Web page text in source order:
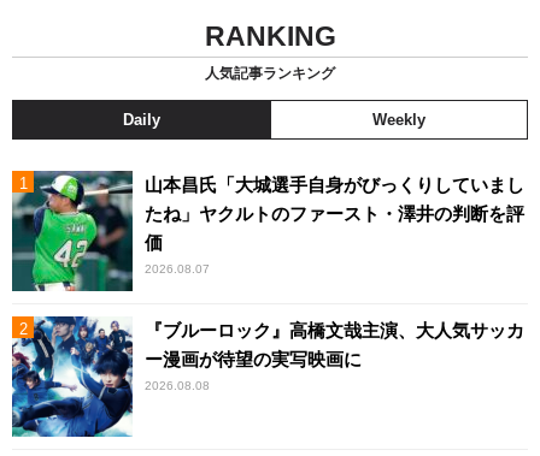
RANKING
人気記事ランキング
Daily Weekly
山本昌氏「大城選手自身がびっくりしていまし
たね」ヤクルトのファースト・澤井の判断を評
価
2026.08.07
『ブルーロック』高橋文哉主演、大人気サッカ
ー漫画が待望の実写映画に
2026.08.08